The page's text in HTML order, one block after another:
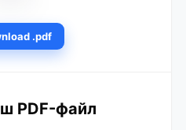
.pdf
PDF-файл